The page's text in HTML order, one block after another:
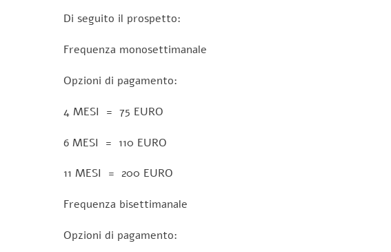
Di seguito il prospetto:
Frequenza monosettimanale
Opzioni di pagamento:
4 MESI = 75 EURO
6 MESI = 110 EURO
11 MESI = 200 EURO
Frequenza bisettimanale
Opzioni di pagamento: